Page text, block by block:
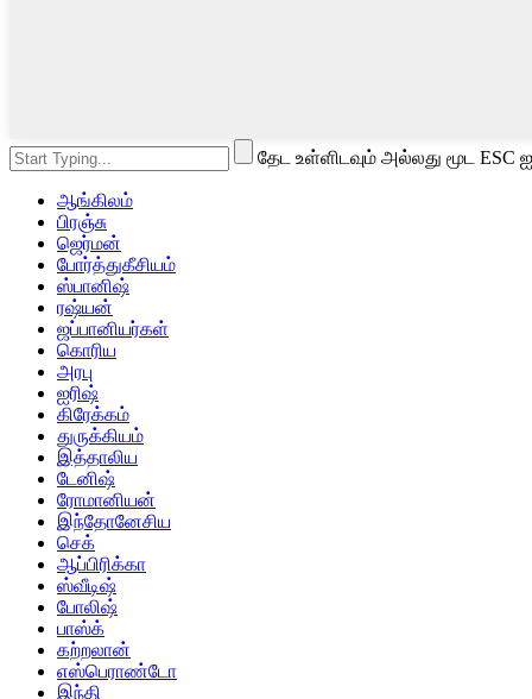
தேட உள்ளிடவும் அல்லது மூட ESC
ஆங்கிலம்
பிரஞ்சு
ஜெர்மன்
போர்த்துகீசியம்
ஸ்பானிஷ்
ரஷ்யன்
ஜப்பானியர்கள்
கொரிய
அரபு
ஐரிஷ்
கிரேக்கம்
துருக்கியம்
இத்தாலிய
டேனிஷ்
ரோமானியன்
இந்தோனேசிய
செக்
ஆப்பிரிக்கா
ஸ்வீடிஷ்
போலிஷ்
பாஸ்க்
கற்றலான்
எஸ்பெராண்டோ
இந்தி